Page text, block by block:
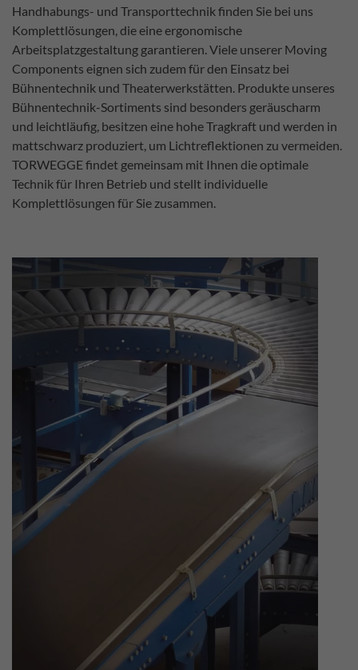
Handhabungs- und Transporttechnik finden Sie bei uns
Komplettlösungen, die eine ergonomische
Arbeitsplatzgestaltung garantieren. Viele unserer Moving
Components eignen sich zudem für den Einsatz bei
Bühnentechnik und Theaterwerkstätten. Produkte unseres
Bühnentechnik-Sortiments sind besonders geräuscharm
und leichtläufig, besitzen eine hohe Tragkraft und werden in
mattschwarz produziert, um Lichtreflektionen zu vermeiden.
TORWEGGE findet gemeinsam mit Ihnen die optimale
Technik für Ihren Betrieb und stellt individuelle
Komplettlösungen für Sie zusammen.